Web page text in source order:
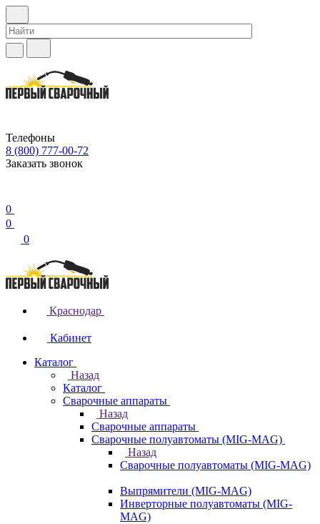
Телефоны
8 (800) 777-00-72
Заказать звонок
0
0
0
Краснодар
Кабинет
Каталог
Назад
Каталог
Сварочные аппараты
Назад
Сварочные аппараты
Сварочные полуавтоматы (MIG-MAG)
Назад
Сварочные полуавтоматы (MIG-MAG)
Выпрямители (MIG-MAG)
Инверторные полуавтоматы (MIG-
MAG)